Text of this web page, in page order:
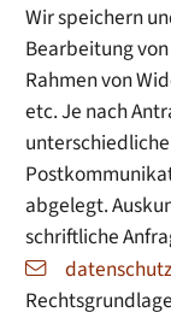
Wir speichern
Bearbeitung
Rahmen von
etc. Je nach
abgelegt.
schriftliche